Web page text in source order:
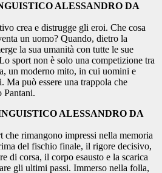
ALESSANDRO DA
crea e distrugge gli eroi. Che cosa
un uomo? Quando, dietro la
la sua umanità con tutte le sue
sport non è solo una competizione tra
un moderno mito, in cui uomini e
Ma può essere una trappola che
Pantani.
ALESSANDRO DA
che rimangono impressi nella memoria
del fischio finale, il rigore decisivo,
di corsa, il corpo esausto e la scarica
gli ultimi passi. Immerso nella folla,